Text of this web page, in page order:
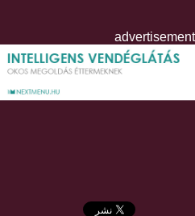
advertisement